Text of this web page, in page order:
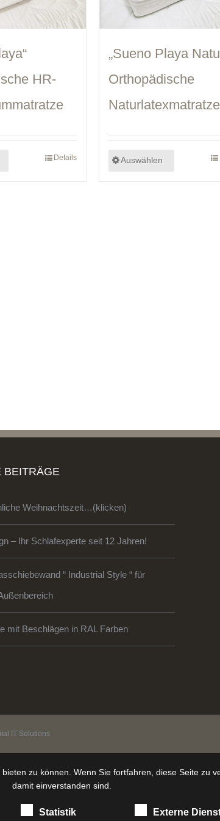
HR-
Details
„Sueno Playa
Orthopädische
Naturlatexmatratze
Auswählen
BEITRÄGE
Weihnachtszeit…(klicken)
– Ihr Schlafexperte seit 12 Jahren!
“ Industrial Style “ für
mit Beschlägen in RAL Farben
IT Solutions
zu können. Wenn Sie fortfahren, diese Seite zu
damit einverstanden sind.
Statistik Externe